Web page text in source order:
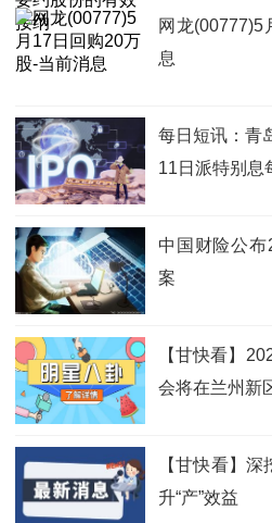
网龙(00777)5
息
每日短讯：青
11日派特别息
中国财险公
案
【甘快看】
会将在兰州新
【甘快看】深
升“产”效益